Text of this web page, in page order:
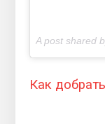
A post shared
Как